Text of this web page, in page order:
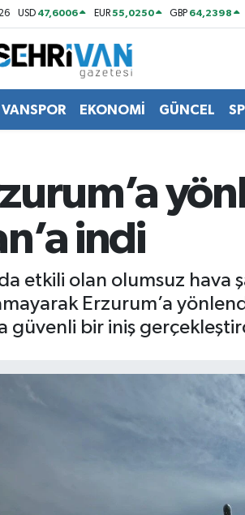
USD 47,6006 EUR55,0250 GBP 64,2398
VANSPOR EKONOMİ GÜNCEL
indi
etkili olan olumsuz hava
Erzurum’a
güvenli bir iniş
Haritası
ve Fikstür